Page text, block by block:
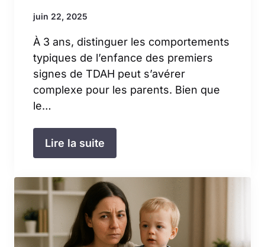
juin 22, 2025
À 3 ans, distinguer les comportements
typiques de l’enfance des premiers
signes de TDAH peut s’avérer
complexe pour les parents. Bien que
le…
Lire la suite